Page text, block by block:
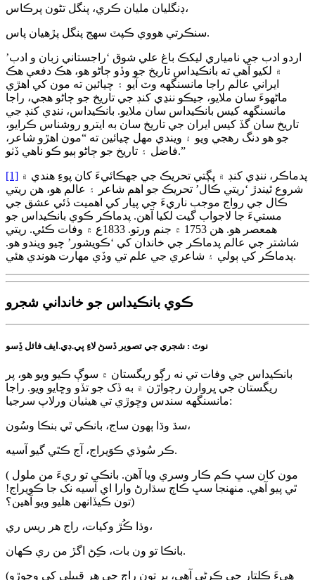
ڊنگليان مليان ڪري، پنگل تڻون پرڪاس،
سنڪرتي هووي ڪپٽ سهج پنگل پڙهيان پاس.
اردو ادب جي نامياري ليکڪ باغ علي شوق ‘راجستاني زبان و ادب’
۾ لکيو آهي ته بانڪيداس تاريخ جو وڏو ڄاڻو هو، هڪ دفعي هڪ
ايراني عالم راجا مانسنگهه وٽ آيو ۽ چيائين ته مون کي اهڙي
ماڻهوءَ سان ملايو، جيڪو ننڍي کنڊ جي تاريخ جو ڄاڻو هجي، راجا
مانسنگهه کيس بانڪيداس سان ملايو. بانڪيداس، ننڍي کنڊ جي
تاريخ سان گڏ کيس ايران جي تاريخ سان به ايترو روشناس ڪرايو،
جو هو دنگ رهجي ويو ۽ ويندي مهل چيائين ته “مون اهڙو شاعر،
فاضل ۽ تاريخ جو ڄاڻو ٻيو ڪو ناهي ڏٺو.”
[1]
شروع ٿيندڙ ‘ريتي ڪال’ تحريڪ جو اهم شاعر ۽ عالم هو، هن ريتي
ڪال جي رواج موجب ناريءَ جي پيار کي اهميت ڏئي عشق جي
مستيءَ جا لاجواب گيت لکيا آهن. پدماڪر ڪوي بانڪيداس جو
همعصر هو. هن 1753 ۾ جنم ورتو. 1833ع ۾ وفات ڪئي. ريتي
شاشتر جي عالم پدماڪر جي خاندان کي ‘ڪويشور’ چيو ويندو هو.
پدماڪر کي ٻولي ۽ شاعري جي علم تي وڏي مهارت هوندي هئي.
ڪوي بانڪيداس جو خانداني شجرو
نوٽ : شجري جي تصوير ڏسڻ لاءِ پي.ڊي.ايف فائل ڏِسو
بانڪيداس جي وفات تي نه رڳو ريگستان ۾ سوڳ ڪيو ويو هو، پر
ريگستان جي ڀروارن رڄواڙن ۾ به ڏک جو تڏو وڇايو ويو. راجا
مانسنگهه سندس وڇوڙي تي هيٺيان ورلاپ سرجيا:
سڌ وڌا ٻهون ساج، بانڪي ٿي بنڪا وسُون،
ڪر سُوڌي ڪوَيراج، آج ڪٿي گيو آسيه.
( مون کان سڀ ڪم ڪار وسري ويا آهن. بانڪي تو ريءَ من ملول
ٿي پيو آهي. منهنجا سڀ ڪاڄ سڌارڻ وارا اي آسيه نک جا ڪويراج!
تون ڪيڏانهن هليو ويو آهين؟)
وڌا ڪُڙ وکيات، راج هر ريس ري،
بانڪا تو ون بات، ڪِڻ اگڙ من ري ڪهان.
(هيءَ ڪلتار جي ڪرڻي آهي، پر تون راڄ جي هر قبيلي کي وڇوڙو